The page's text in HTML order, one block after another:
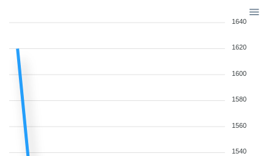
1640
1620
1600
1580
1560
1540